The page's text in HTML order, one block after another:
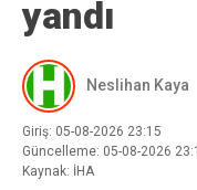
yandı
Neslihan Kaya
Giriş: 05-08-2026 23:15
Güncelleme: 05-08-2026
Kaynak: İHA